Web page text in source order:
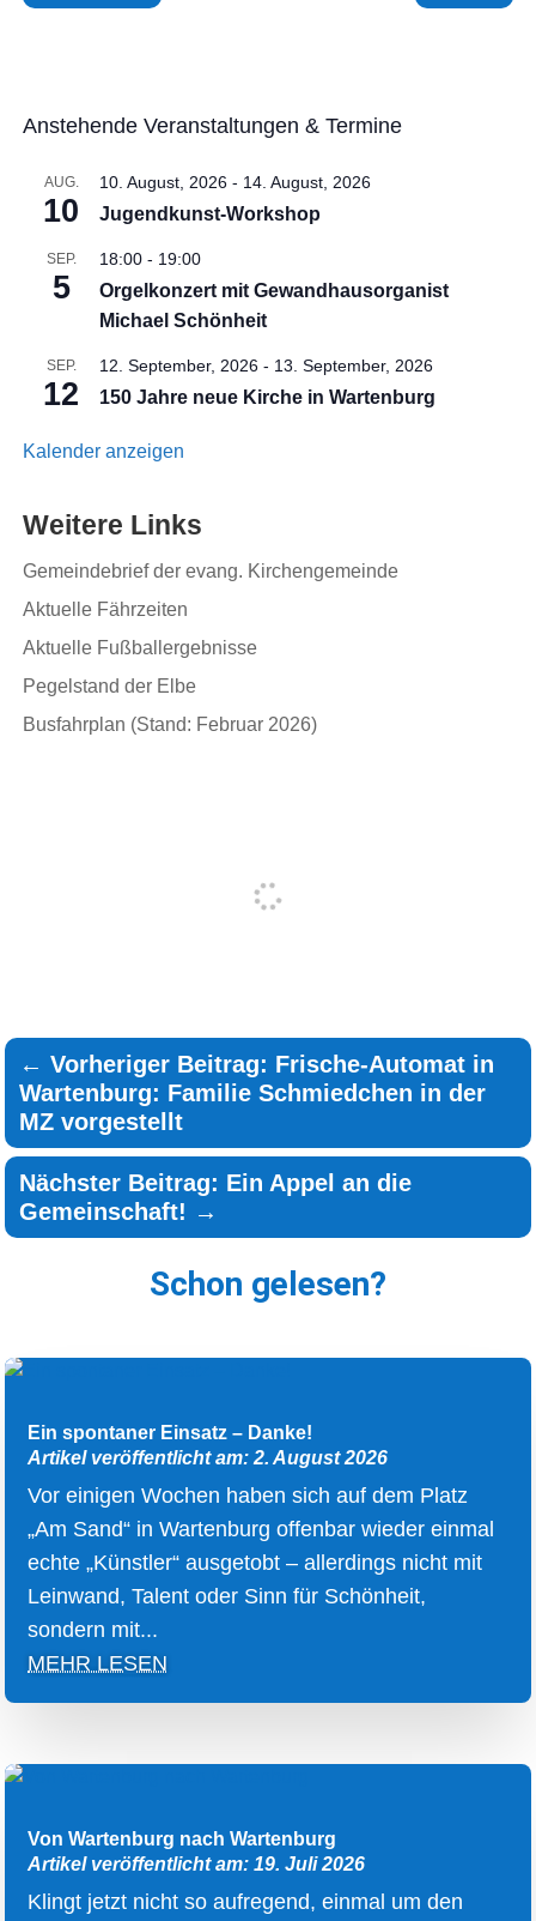
Anstehende Veranstaltungen & Termine
AUG.
10
10. August, 2026 - 14. August, 2026
Jugendkunst-Workshop
SEP.
5
18:00 - 19:00
Orgelkonzert mit Gewandhausorganist
Michael Schönheit
SEP.
12
12. September, 2026 - 13. September, 2026
150 Jahre neue Kirche in Wartenburg
Kalender anzeigen
Weitere Links
Gemeindebrief der evang. Kirchengemeinde
Aktuelle Fährzeiten
Aktuelle Fußballergebnisse
Pegelstand der Elbe
Busfahrplan (Stand: Februar 2026)
←Vorheriger Beitrag: Frische-Automat in
Wartenburg: Familie Schmiedchen in der
MZ vorgestellt
Nächster Beitrag: Ein Appel an die
Gemeinschaft! →
Schon gelesen?
Ein spontaner Einsatz – Danke!
Artikel veröffentlicht am: 2. August 2026
Vor einigen Wochen haben sich auf dem Platz
„Am Sand“ in Wartenburg offenbar wieder einmal
echte „Künstler“ ausgetobt – allerdings nicht mit
Leinwand, Talent oder Sinn für Schönheit,
sondern mit...
MEHR LESEN
Von Wartenburg nach Wartenburg
Artikel veröffentlicht am: 19. Juli 2026
Klingt jetzt nicht so aufregend, einmal um den